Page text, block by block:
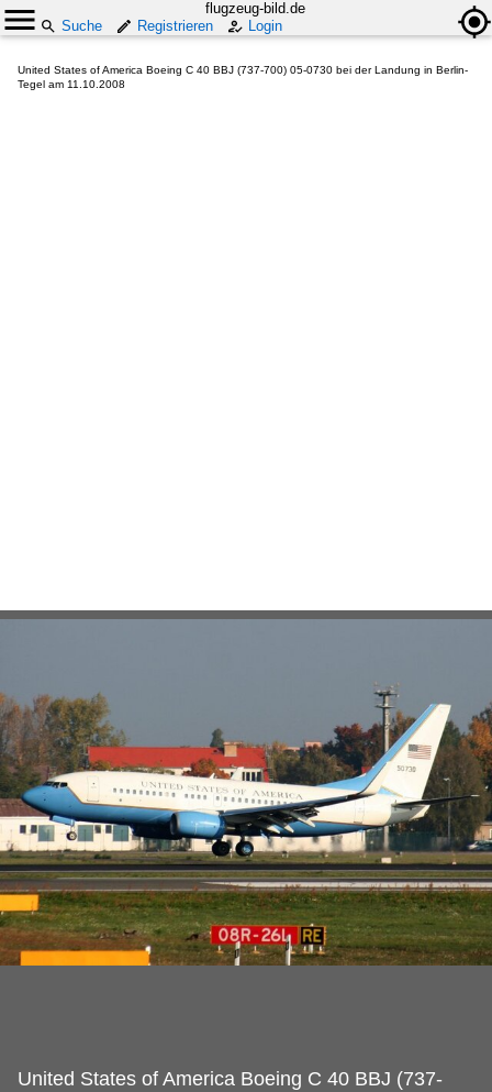
flugzeug-bild.de
Suche
Registrieren Login
United States of America Boeing C 40 BBJ (737-700) 05-0730 bei der Landung in Berlin-
Tegel am 11.10.2008
United States of America Boeing C 40 BBJ (737-